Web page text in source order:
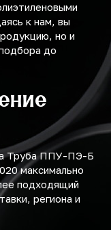
к нам, вы
но и
до
Труба ППУ-ПЭ-Б
максимально
подходящий
региона и